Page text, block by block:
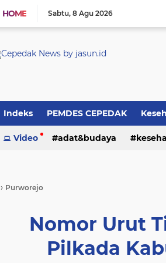
HOME Sabtu 8 Agu 2026
Indeks PEMDES CEPEDAK
Video adat&budaya
› Purworejo
Nomor Urut
Pilkada